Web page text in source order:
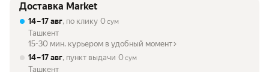
Доставка Market
14 – 17 авг, по клику 0 сум
Ташкент
15-30 мин. курьером в удобный момент
14 – 17 авг, пункт выдачи 0 сум
Ташкент